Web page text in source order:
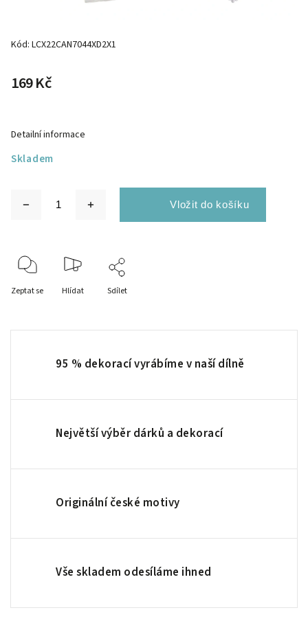
Kód: LCX22CAN7044XD2X1
169 Kč
Skladem
Detailní informace
Zeptat se Hlídat Sdílet
95 % dekorací vyrábíme v naší dílně
Největší výběr dárků a dekorací
Originální české motivy
Vše skladem odesíláme ihned